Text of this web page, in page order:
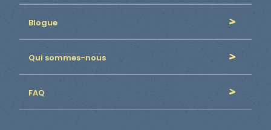
Blogue
Qui sommes-nous
FAQ